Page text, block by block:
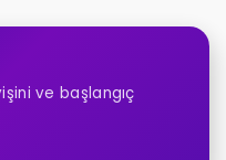
ve başlangıç